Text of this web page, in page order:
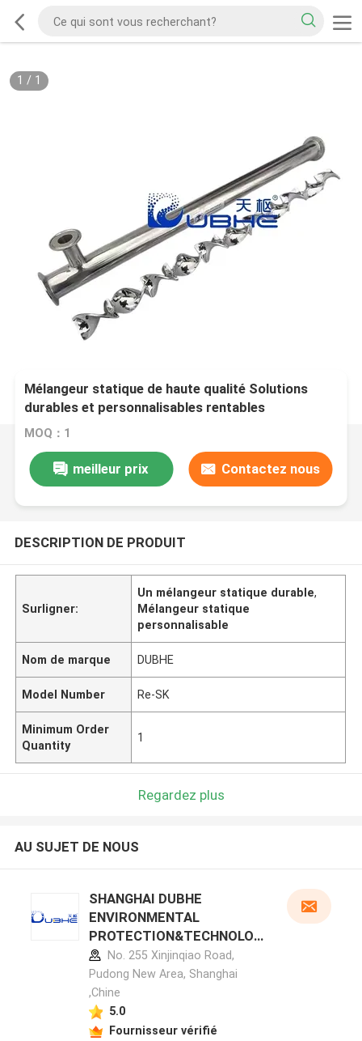
1 / 1
Mélangeur statique de haute qualité Solutions
durables et personnalisables rentables
MOQ：1
meilleur prix Contactez nous
DESCRIPTION DE PRODUIT
Surligner:
Un mélangeur statique durable,
Mélangeur statique
personnalisable
Nom de marque DUBHE
Model Number Re-SK
Minimum Order
Quantity
1
Regardez plus
AU SUJET DE NOUS
SHANGHAI DUBHE
ENVIRONMENTAL
PROTECTION&TECHNOLOG
Y CO.,LTD profil du fabricant
No. 255 Xinjinqiao Road,
Pudong New Area, Shanghai
,Chine
5.0
Fournisseur vérifié